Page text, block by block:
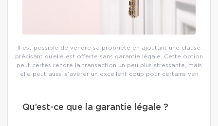
Il est possible de vendre sa propriété en ajoutant une clause
précisant qu’elle est offerte sans garantie légale. Cette option
peut certes rendre la transaction un peu plus stressante, mais
elle peut aussi s’avérer un excellent coup pour certains ven
Qu’est-ce que la garantie légale ?